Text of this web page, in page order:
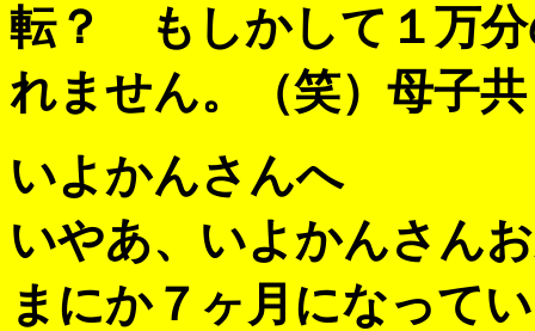
転？ もしかして１万分
れません。（笑）母子
いよかんさんへ
いやあ、いよかんさん
まにか７ヶ月になって